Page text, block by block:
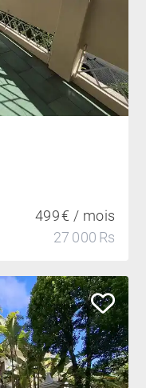
499 € / mois
27 000 Rs